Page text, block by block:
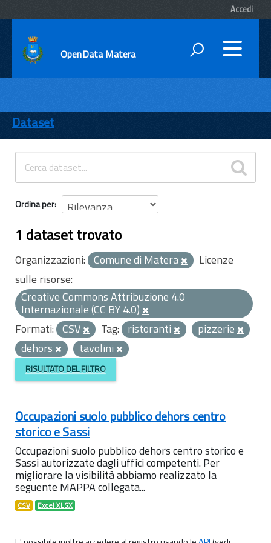
Accedi
OpenData Matera
ENTI
TEMI
INFORMAZIONI
Dataset
Ordina per
1 dataset trovato
Organizzazioni: Comune di Matera
Licenze
sulle risorse:
Creative Commons Attribuzione 4.0
Internazionale (CC BY 4.0)
Formati: CSV Tag: ristoranti
pizzerie
dehors
tavolini
RISULTATO DEL FILTRO
Occupazioni suolo pubblico dehors centro
storico e Sassi
Occupazioni suolo pubblico dehors centro storico e
Sassi autorizzate dagli uffici competenti. Per
migliorare la visibilità abbiamo realizzato la
seguente MAPPA collegata...
CSV Excel XLSX